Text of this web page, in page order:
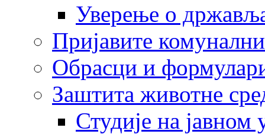
Уверење о
Пријавите
Обрасци и
Заштита животне
Студије на